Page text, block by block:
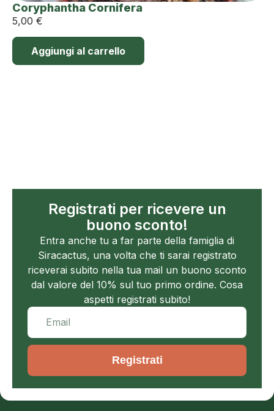
Coryphantha Cornifera
5,00 €
Aggiungi al carrello
Registrati per ricevere un
buono sconto!
Entra anche tu a far parte della famiglia di
Siracactus, una volta che ti sarai registrato
riceverai subito nella tua mail un buono sconto
dal valore del 10% sul tuo primo ordine. Cosa
aspetti registrati subito!
Registrati